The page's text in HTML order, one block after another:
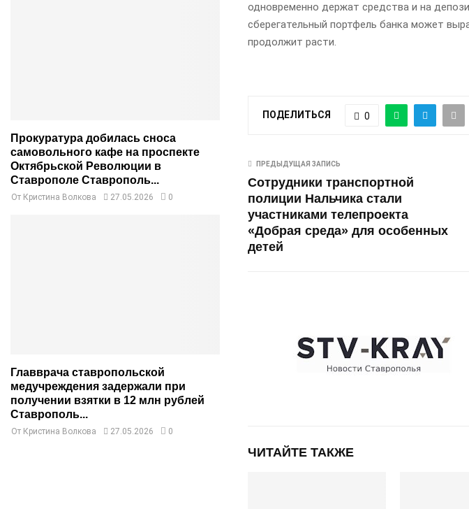
одновременно держат средства и на
сберегательный портфель банка может
продолжит расти.
ПОДЕЛИТЬСЯ 0
ПРЕДЫДУЩАЯ ЗАПИСЬ
Сотрудники транспортной
полиции Нальчика стали
участниками телепроекта
«Добрая среда» для особенных
детей
ЧИТАЙТЕ ТАКЖЕ
Прокуратура добилась сноса
самовольного кафе на проспекте
Октябрьской Революции в
Ставрополе Ставрополь...
От Кристина Волкова 27.05.2026 0
Главврача ставропольской
медучреждения задержали при
получении взятки в 12 млн рублей
Ставрополь...
От Кристина Волкова 27.05.2026 0